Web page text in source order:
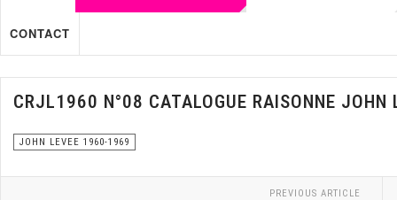
CONTACT
CRJL1960 N°08 CATALOGUE RAISONNE JOHN
JOHN LEVEE 1960-1969
PREVIOUS ARTICLE